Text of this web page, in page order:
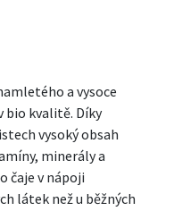
a vysoce
bio kvalitě. Díky
vysoký obsah
minerály a
čaje v nápoji
látek než u běžných